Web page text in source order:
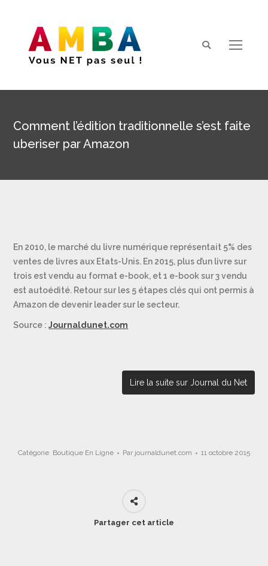
Search:
Comment l’édition traditionnelle s’est faite
uberiser par Amazon
En 2010, le marché du livre numérique représentait 5% des
ventes de livres aux Etats-Unis. En 2015, plus d’un livre sur
trois est vendu au format e-book, et 1 e-book sur 3 vendu
est autoédité. Retour sur les 5 étapes clés qui ont permis à
Amazon de devenir leader sur le secteur.
Source :Journaldunet.com
Lire la suite sur Journal du Net
Catégorie Boutique En Ligne Par journaldunet.com 11 octobre 2015
Partager cet article